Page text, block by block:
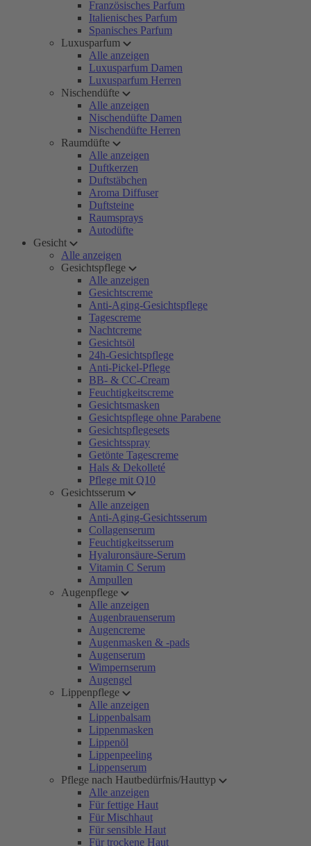
Französisches Parfum
Italienisches Parfum
Spanisches Parfum
Luxusparfum
Alle anzeigen
Luxusparfum Damen
Luxusparfum Herren
Nischendüfte
Alle anzeigen
Nischendüfte Damen
Nischendüfte Herren
Raumdüfte
Alle anzeigen
Duftkerzen
Duftstäbchen
Aroma Diffuser
Duftsteine
Raumsprays
Autodüfte
Gesicht
Alle anzeigen
Gesichtspflege
Alle anzeigen
Gesichtscreme
Anti-Aging-Gesichtspflege
Tagescreme
Nachtcreme
Gesichtsöl
24h-Gesichtspflege
Anti-Pickel-Pflege
BB- & CC-Cream
Feuchtigkeitscreme
Gesichtsmasken
Gesichtspflege ohne Parabene
Gesichtspflegesets
Gesichtsspray
Getönte Tagescreme
Hals & Dekolleté
Pflege mit Q10
Gesichtsserum
Alle anzeigen
Anti-Aging-Gesichtsserum
Collagenserum
Feuchtigkeitsserum
Hyaluronsäure-Serum
Vitamin C Serum
Ampullen
Augenpflege
Alle anzeigen
Augenbrauenserum
Augencreme
Augenmasken & -pads
Augenserum
Wimpernserum
Augengel
Lippenpflege
Alle anzeigen
Lippenbalsam
Lippenmasken
Lippenöl
Lippenpeeling
Lippenserum
Pflege nach Hautbedürfnis/Hauttyp
Alle anzeigen
Für fettige Haut
Für Mischhaut
Für sensible Haut
Für trockene Haut